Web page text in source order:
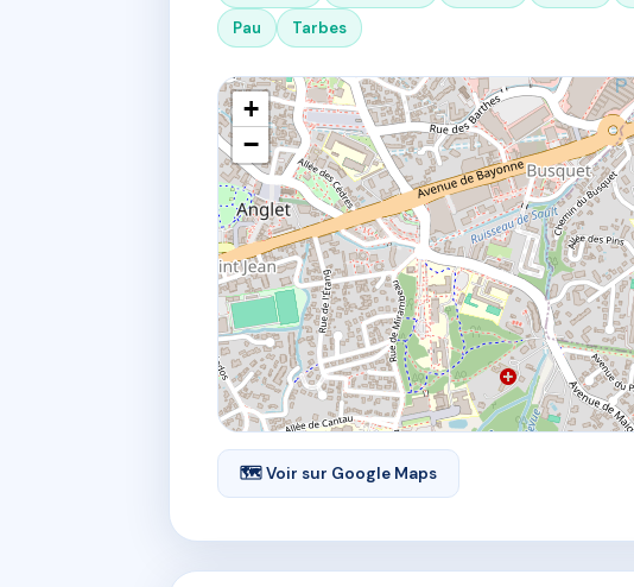
Pau
Tarbes
+
−
🗺 Voir sur Google Maps